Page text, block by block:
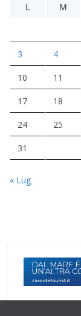
L
M
3 4
10 11
17 18
24 25
31
« Lug